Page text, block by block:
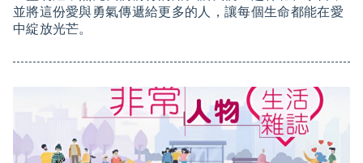
並將這份愛與勇氣傳遞給更多的人，讓每個生命都能在愛
中綻放光芒。